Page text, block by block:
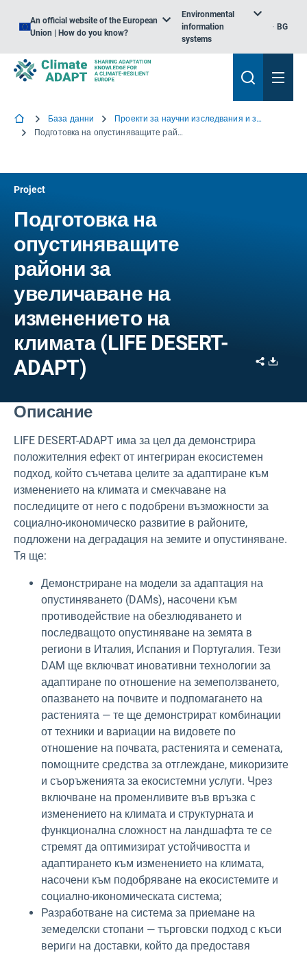
An official website of the European
Union | How do you know?
Environmental
information
systems
BG
База данни
Проекти за научни изследвания и знания
Подготовка на опустиняващите райони за увеличаване на изменението на климата
Project
Подготовка на
опустиняващите
райони за
увеличаване на
изменението на
климата (LIFE DESERT-
ADAPT)
Share
Описание
LIFE DESERT-ADAPT има за цел да демонстрира
положителния ефект от интегриран екосистемен
подход, който съчетава целите за адаптиране към
изменението на климата и смекчаване на
последиците от него с подобрени възможности за
социално-икономическо развитие в районите,
подложени на деградация на земите и опустиняване.
Тя ще:
Демонстриране на модели за адаптация на
опустиняването (DAMs), насочени към
противодействие на обезлюдяването и
последващото опустиняване на земята в
региони в Италия, Испания и Португалия. Тези
DAM ще включват иновативни технологии за
адаптиране по отношение на земеползването,
опазването на почвите и подпомагането на
растенията — те ще демонстрират комбинации
от техники и вариации на видовете по
отношение на почвата, растенията и семената,
помощните средства за отглеждане, микоризите
и съоръженията за екосистемни услуги. Чрез
включване на променливите във връзка с
изменението на климата и структурната и
функционална сложност на ландшафта те се
стремят да оптимизират устойчивостта и
адаптирането към изменението на климата,
насочени към подобряване на екосистемите и
социално-икономическата система;
Разработване на система за приемане на
земеделски стопани — търговски подход с къси
вериги на доставки, който да предоставя